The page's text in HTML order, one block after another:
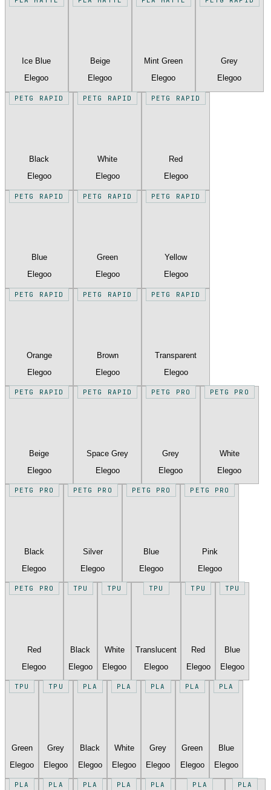
Ice Blue
Elegoo
Beige
Elegoo
Mint Green
Elegoo
Grey
Elegoo
PETG RAPID
Black
Elegoo
PETG RAPID
White
Elegoo
PETG RAPID
Red
Elegoo
PETG RAPID
Blue
Elegoo
PETG RAPID
Green
Elegoo
PETG RAPID
Yellow
Elegoo
PETG RAPID
Orange
Elegoo
PETG RAPID
Brown
Elegoo
PETG RAPID
Transparent
Elegoo
PETG RAPID
Beige
Elegoo
PETG RAPID
Space Grey
Elegoo
PETG PRO
Grey
Elegoo
PETG PRO
White
Elegoo
PETG PRO
Black
Elegoo
PETG PRO
Silver
Elegoo
PETG PRO
Blue
Elegoo
PETG PRO
Pink
Elegoo
PETG PRO
Red
Elegoo
TPU
Black
Elegoo
TPU
White
Elegoo
TPU
Translucent
Elegoo
TPU
Red
Elegoo
TPU
Blue
Elegoo
TPU
Green
Elegoo
TPU
Grey
Elegoo
PLA
Black
Elegoo
PLA
White
Elegoo
PLA
Grey
Elegoo
PLA
Green
Elegoo
PLA
Blue
Elegoo
PLA PLA PLA PLA PLA PLA PLA